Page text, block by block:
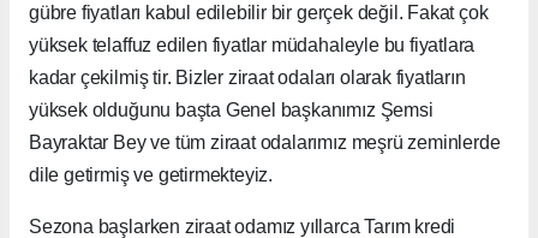
gübre fiyatları kabul edilebilir bir gerçek değil. Fakat çok
yüksek telaffuz edilen fiyatlar müdahaleyle bu fiyatlara
kadar çekilmiş tir. Bizler ziraat odaları olarak fiyatların
yüksek olduğunu başta Genel başkanımız Şemsi
Bayraktar Bey ve tüm ziraat odalarımız meşrü zeminlerde
dile getirmiş ve getirmekteyiz.
Sezona başlarken ziraat odamız yıllarca Tarım kredi